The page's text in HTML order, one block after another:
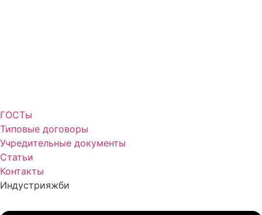
ГОСТы
Типовые договоры
Учредительные документы
Статьи
Контакты
Индустрияжби